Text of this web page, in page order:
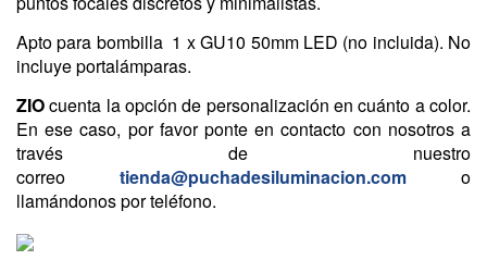
Apto para bombilla 1 x GU10 50mm LED (no incluida). No
incluye portalámparas.
ZIOcuenta la opción de personalización en cuánto a color.
En ese caso, por favor ponte en contacto con nosotros a
través de nuestro
correo tienda@puchadesiluminacion.com o
llamándonos por teléfono.